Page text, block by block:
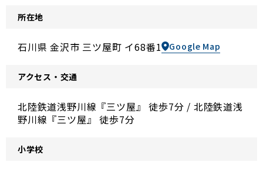
所在地
石川県 金沢市 三ツ屋町 イ68番1 Google Map
アクセス・交通
北陸鉄道浅野川線『三ツ屋』 徒歩7分 / 北陸鉄道浅
野川線『三ツ屋』 徒歩7分
小学校